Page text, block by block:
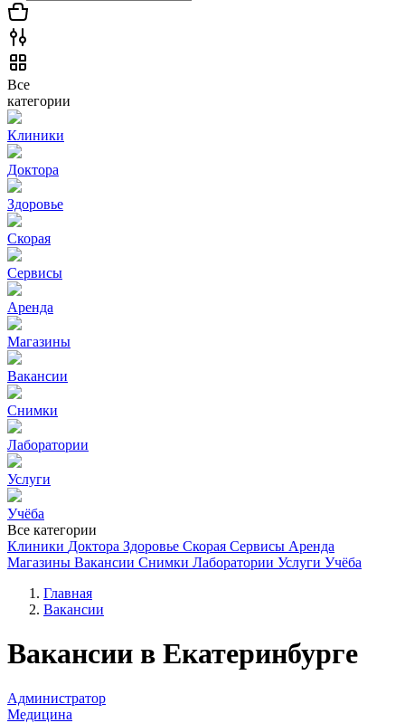
Все
категории
Клиники
Доктора
Здоровье
Скорая
Сервисы
Аренда
Магазины
Вакансии
Снимки
Лаборатории
Услуги
Учёба
Все категории
Клиники Доктора Здоровье Скорая Сервисы Аренда
Магазины Вакансии Снимки Лаборатории Услуги Учёба
Главная
Вакансии
Вакансии в Екатеринбурге
Администратор
Медицина